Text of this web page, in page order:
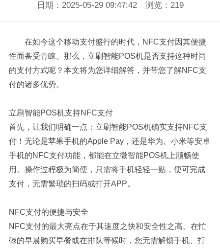
日期：2025-05-29 09:47:42 浏览： 219
在如今这个移动支付盛行的时代，NFC支付因其便捷
性而备受青睐。那么，立刷智能POS机是否支持这种时尚
的支付方式呢？本文将为您详细解答，并带您了解NFC支
付的诸多优势。
立刷智能POS机支持NFC支付
首先，让我们明确一点：立刷智能POS机确实支持NFC支
付！无论是苹果手机的Apple Pay，还是华为、小米等安卓
手机的NFC支付功能，都能在立微智能POS机上顺畅使
用。操作过程极为简便，只需将手机轻轻一贴，便可完成
支付，无需繁琐的扫码或打开APP。
NFC支付的便捷与安全
NFC支付的最大亮点在于其速度之快和安全性之高。在忙
碌的早晨购买早餐或在排队等候时，您无需解锁手机、打